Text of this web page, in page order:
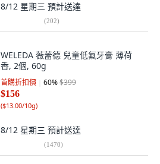
8/12 星期三 預計送達
(202)
WELEDA 薇蕾德 兒童低氟牙膏 薄荷
香, 2個, 60g
首購折扣價 60%$399
$156
($13.00/10g)
8/12 星期三 預計送達
(1470)